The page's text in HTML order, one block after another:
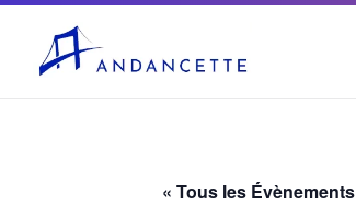
« Tous les Évènements